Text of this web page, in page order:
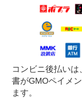
コンビニ後払い
書がGMOペイメ
ます。